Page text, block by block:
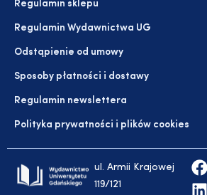
Regulamin sklepu
Regulamin Wydawnictwa UG
Odstąpienie od umowy
Sposoby płatności i dostawy
Regulamin newslettera
Polityka prywatności i plików cookies
ul. Armii Krajowej
119/121